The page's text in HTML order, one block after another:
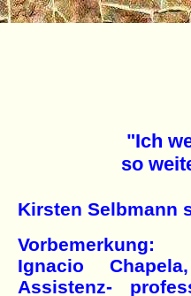
"Ich
so
Kirsten Selbmann
Vorbemerkung:
Ignacio
Assistenz-